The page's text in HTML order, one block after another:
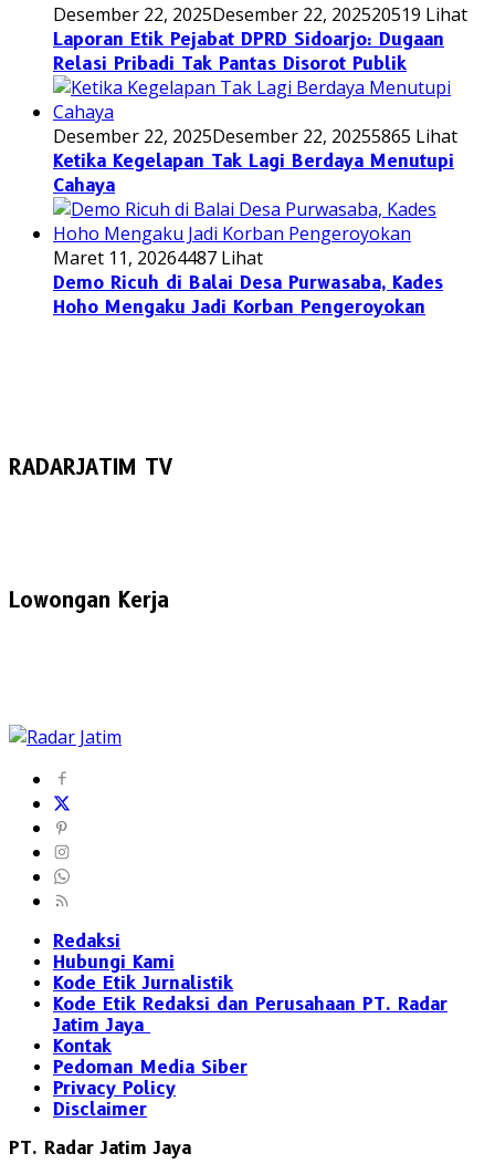
Desember 22, 2025Desember 22, 202520519 Lihat
Laporan Etik Pejabat DPRD Sidoarjo: Dugaan
Relasi Pribadi Tak Pantas Disorot Publik
Desember 22, 2025Desember 22, 20255865 Lihat
Ketika Kegelapan Tak Lagi Berdaya Menutupi
Cahaya
Maret 11, 20264487 Lihat
Demo Ricuh di Balai Desa Purwasaba, Kades
Hoho Mengaku Jadi Korban Pengeroyokan
RADARJATIM TV
Lowongan Kerja
Redaksi
Hubungi Kami
Kode Etik Jurnalistik
Kode Etik Redaksi dan Perusahaan PT. Radar
Jatim Jaya
Kontak
Pedoman Media Siber
Privacy Policy
Disclaimer
PT. Radar Jatim Jaya